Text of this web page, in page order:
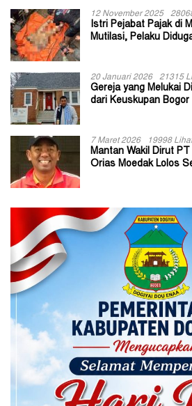
12 November 2025
Istri Pejabat Pajak di
Mutilasi, Pelaku
20 Januari 2026 21315
Gereja yang Melukai
dari Keuskupan Bogor
7 Maret 2026 19998 Lihat
Mantan Wakil Dirut
Orias Moedak Lolos